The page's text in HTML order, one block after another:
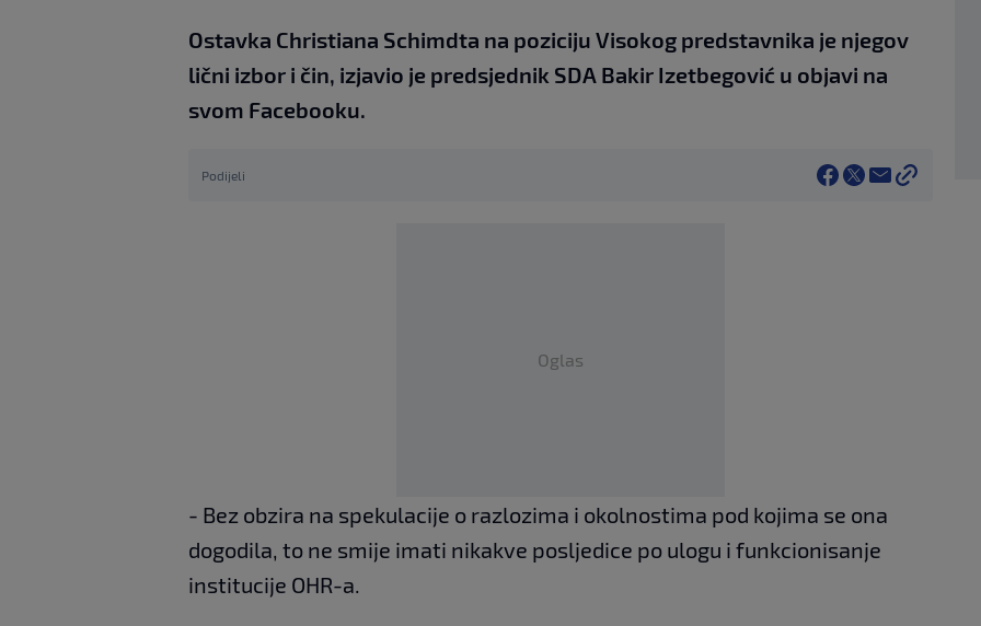
Ostavka Christiana Schimdta na poziciju Visokog predstavnika je njegov
lični izbor i čin, izjavio je predsjednik SDA Bakir Izetbegović u objavi na
svom Facebooku.
Podijeli
Oglas
- Bez obzira na spekulacije o razlozima i okolnostima pod kojima se ona
dogodila, to ne smije imati nikakve posljedice po ulogu i funkcionisanje
institucije OHR-a.